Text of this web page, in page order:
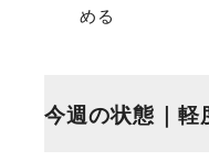
める
今週の状態｜軽